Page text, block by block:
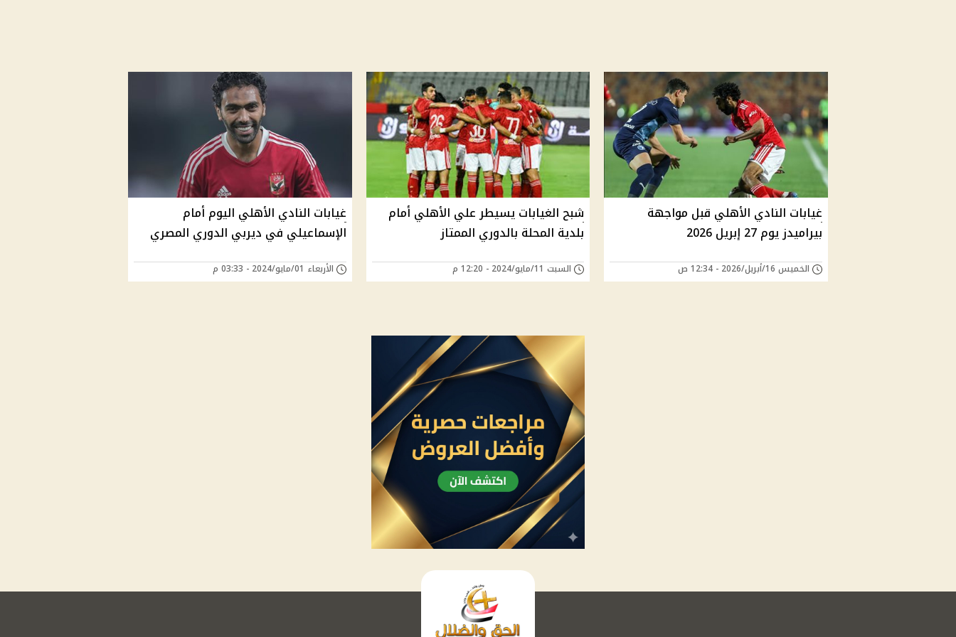
غيابات النادي الأهلي قبل مواجهة
بيراميدز يوم 27 إبريل 2026
الخميس 16/أبريل/2026 - 12:34 ص
شبح الغيابات يسيطر علي الأهلي أمام
بلدية المحلة بالدوري الممتاز
السبت 11/مايو/2024 - 12:20 م
غيابات النادي الأهلي اليوم أمام
الإسماعيلي في ديربي الدوري المصري
الأربعاء 01/مايو/2024 - 03:33 م